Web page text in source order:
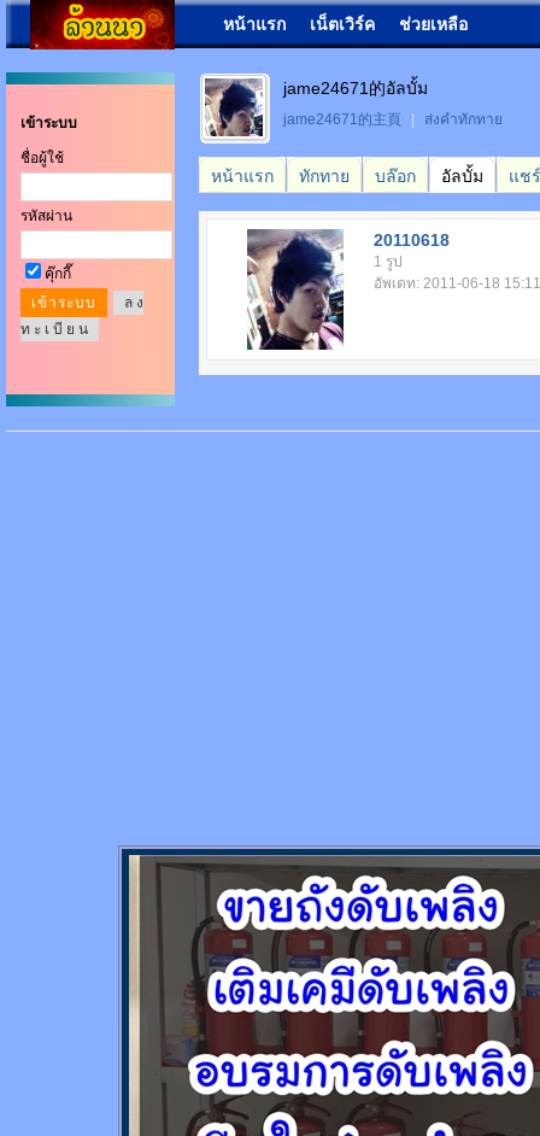
หน้าแรก เน็ตเวิร์ค ช่วยเหลือ
เข้าระบบ
ชื่อผู้ใช้
รหัสผ่าน
คุ๊กกี๊
ล ง
ท ะ เ บี ย น
jame24671的อัลบั้ม
jame24671的主頁 ส่งคำทักทาย
หน้าแรก ทักทาย บล๊อก อัลบั้ม แชร์
20110618
1 รูป
อัพเดท: 2011-06-18 15:11